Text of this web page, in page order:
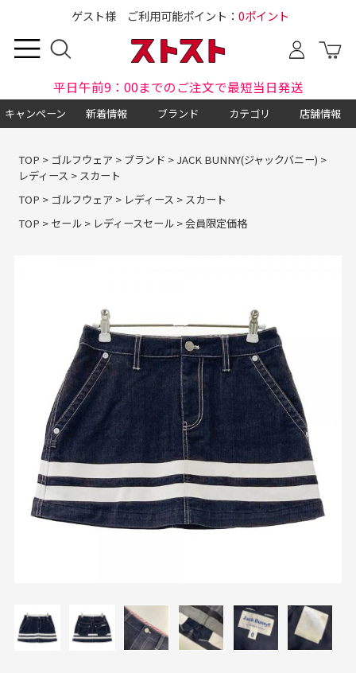
ゲスト様 ご利用可能ポイント： 0ポイント
平日午前9：00までのご注文で最短当日発送
キャンペーン 新着情報 ブランド カテゴリ 店舗情報
TOP > ゴルフウェア > ブランド > JACK BUNNY(ジャックバニー) >
レディース > スカート
TOP > ゴルフウェア > レディース > スカート
TOP > セール> レディースセール>会員限定価格